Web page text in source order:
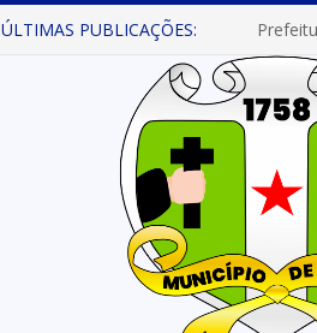
ÚLTIMAS PUBLICAÇÕES: